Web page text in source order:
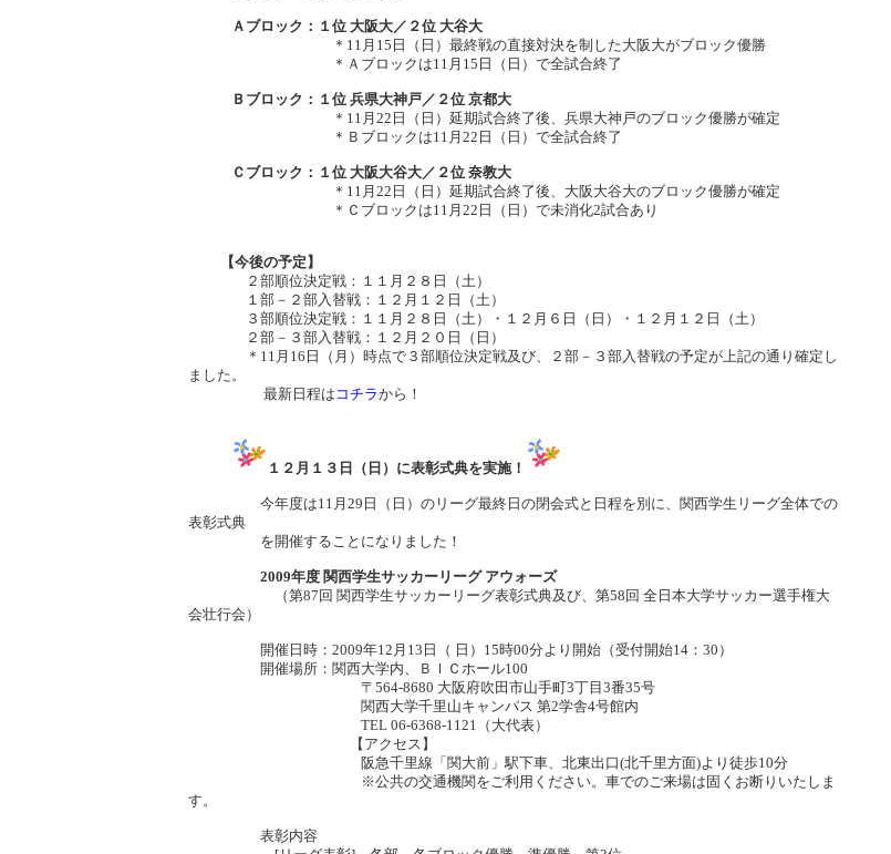
Ａブロック：１位 大阪大／２位 大谷大
＊11月15日（日）最終戦の直接対決を制した大阪大がブロック優勝
＊Ａブロックは11月15日（日）で全試合終了
Ｂブロック：１位 兵県大神戸／２位 京都大
＊11月22日（日）延期試合終了後、兵県大神戸のブロック優勝が確定
＊Ｂブロックは11月22日（日）で全試合終了
Ｃブロック：１位 大阪大谷大／２位 奈教大
＊11月22日（日）延期試合終了後、大阪大谷大のブロック優勝が確定
＊Ｃブロックは11月22日（日）で未消化2試合あり
【今後の予定】
２部順位決定戦：１１月２８日（土）
１部－２部入替戦：１２月１２日（土）
３部順位決定戦：１１月２８日（土）・１２月６日（日）・１２月１２日（土）
２部－３部入替戦：１２月２０日（日）
＊11月16日（月）時点で３部順位決定戦及び、２部－３部入替戦の予定が上記の通り確定し
ました。
最新日程は コチラから！
１２月１３日（日）に表彰式典を実施！
今年度は11月29日（日）のリーグ最終日の閉会式と日程を別に、関西学生リーグ全体での
表彰式典
を開催することになりました！
2009年度 関西学生サッカーリーグ アウォーズ
（第87回 関西学生サッカーリーグ表彰式典及び、第58回 全日本大学サッカー選手権大
会壮行会）
開催日時：2009年12月13日（ 日）15時00分より開始（受付開始14：30）
開催場所：関西大学内、ＢＩＣホール100
〒564-8680 大阪府吹田市山手町3丁目3番35号
関西大学千里山キャンパス 第2学舎4号館内
TEL 06-6368-1121（大代表）
【アクセス】
阪急千里線「関大前」駅下車、北東出口(北千里方面)より徒歩10分
※公共の交通機関をご利用ください。車でのご来場は固くお断りいたしま
す。
表彰内容